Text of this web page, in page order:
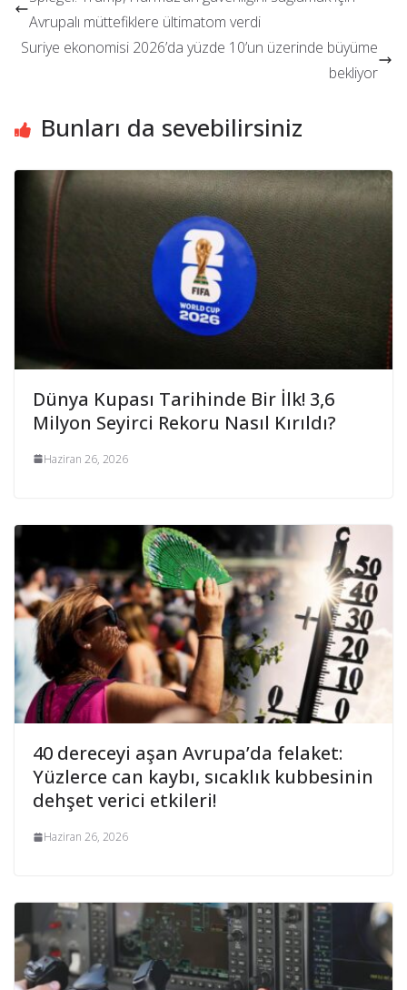
Avrupalı müttefiklere ültimatom verdi
Suriye ekonomisi 2026’da yüzde 10’un üzerinde büyüme
bekliyor
Bunları da sevebilirsiniz
Dünya Kupası Tarihinde Bir İlk! 3,6
Milyon Seyirci Rekoru Nasıl Kırıldı?
Haziran 26, 2026
40 dereceyi aşan Avrupa’da felaket:
Yüzlerce can kaybı, sıcaklık kubbesinin
dehşet verici etkileri!
Haziran 26, 2026